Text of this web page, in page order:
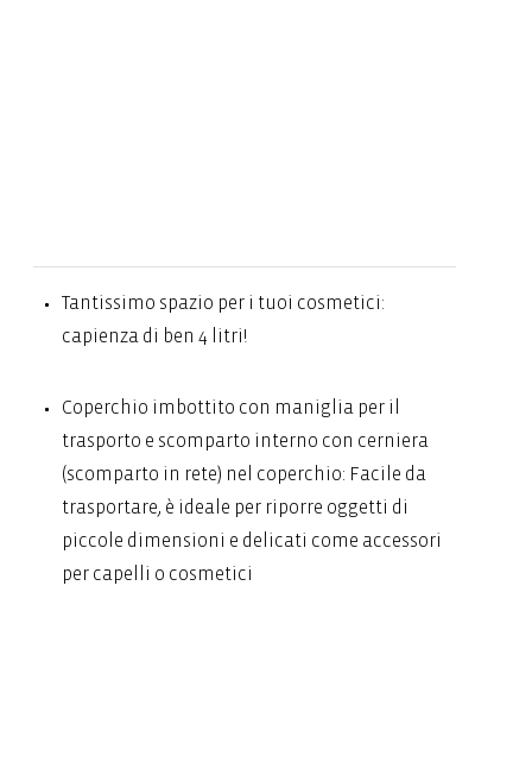
Tantissimo spazio per i tuoi cosmetici:
capienza di ben 4 litri!
Coperchio imbottito con maniglia per il
trasporto e scomparto interno con cerniera
(scomparto in rete) nel coperchio: Facile da
trasportare, è ideale per riporre oggetti di
piccole dimensioni e delicati come accessori
per capelli o cosmetici